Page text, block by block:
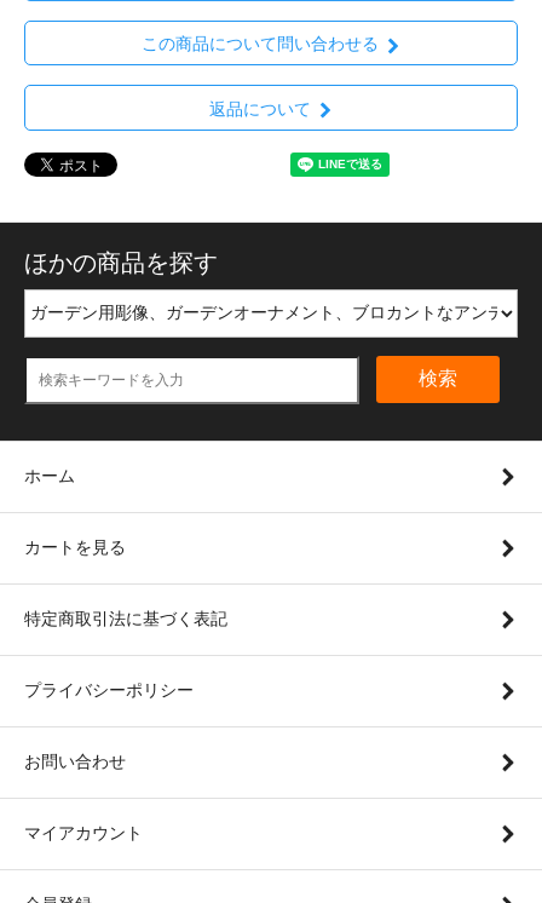
この商品について問い合わせる
返品について
ほかの商品を探す
検索
ホーム
カートを見る
特定商取引法に基づく表記
プライバシーポリシー
お問い合わせ
マイアカウント